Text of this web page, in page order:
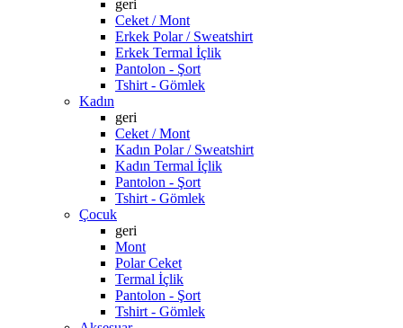
geri
Ceket / Mont
Erkek Polar / Sweatshirt
Erkek Termal İçlik
Pantolon - Şort
Tshirt - Gömlek
Kadın
geri
Ceket / Mont
Kadın Polar / Sweatshirt
Kadın Termal İçlik
Pantolon - Şort
Tshirt - Gömlek
Çocuk
geri
Mont
Polar Ceket
Termal İçlik
Pantolon - Şort
Tshirt - Gömlek